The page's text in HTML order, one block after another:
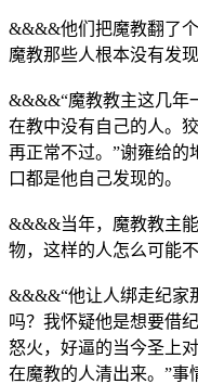
&&&&他们把魔教翻了
魔教那些人根本没有发
&&&&“魔教教主这几年
在教中没有自己的人。
再正常不过。”谢雍给的
口都是他自己发现的。
&&&&当年，魔教教主
物，这样的人怎么可能
&&&&“他让人绑走纪家
吗？我怀疑他是想要借
怒火，好逼的当今圣上
在魔教的人清出来。”事